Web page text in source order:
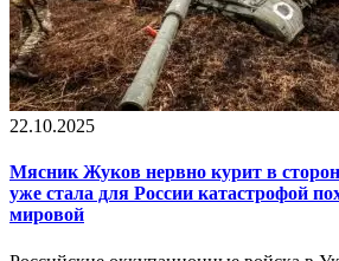
22.10.2025
Мясник Жуков нервно курит в
уже стала для России катастрофой
мировой